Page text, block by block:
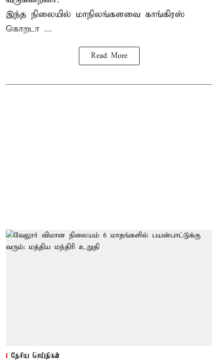
இந்த நிலையில் மாநிலங்களவை காங்கிரஸ்
கொறடா ...
Read More
தேசிய செய்திகள்